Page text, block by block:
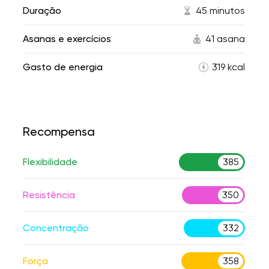
Duração 45 minutos
Asanas e exercícios 41 asana
Gasto de energia 319 kcal
Recompensa
Flexibilidade 385
Resistência 350
Concentração 332
Força 358